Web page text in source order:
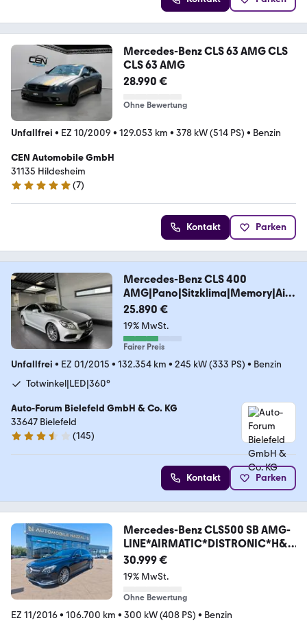
Mercedes-Benz CLS 63 AMG CLS
CLS 63 AMG
28.990 €
Ohne Bewertung
Unfallfrei • EZ 10/2009 • 129.053 km • 378 kW (514 PS) • Benzin
CEN Automobile GmbH
31135 Hildesheim
5 Sterne
(7)
Kontakt Parken
Mercedes-Benz CLS 400
AMG|Pano|Sitzklima|Memory|Air
matic|LM19
25.890 €
19% MwSt.
Fairer Preis
Unfallfrei • EZ 01/2015 • 132.354 km • 245 kW (333 PS) • Benzin
Totwinkel|LED|360°
Auto-Forum Bielefeld GmbH & Co. KG
33647 Bielefeld
3.6 Sterne
(145)
Kontakt Parken
Mercedes-Benz CLS500 SB AMG-
LINE*AIRMATIC*DISTRONIC*H&K
*LED*
30.999 €
19% MwSt.
Ohne Bewertung
EZ 11/2016• 106.700 km • 300 kW (408 PS) • Benzin